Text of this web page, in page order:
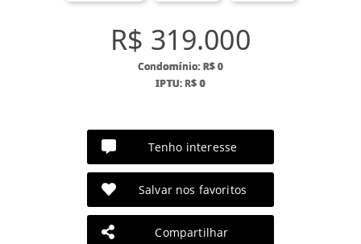
R$ 319.000
Condomínio: R$ 0
IPTU: R$ 0
Tenho interesse
Salvar nos favoritos
Compartilhar